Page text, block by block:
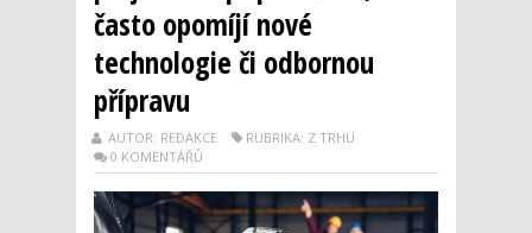
často opomíjí nové
technologie či odbornou
přípravu
AUTOR: REDAKCE
RUBRIKA: Z TRHU
0 KOMENTÁŘŮ